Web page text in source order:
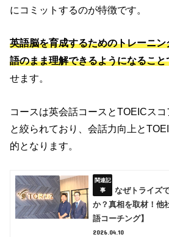
にコミットするのが特徴です。
英語脳を育成するためのトレーニ
語のまま理解できるようになること
せます。
コースは英会話コースとTOEICス
と絞られており、会話力向上と
的となります。
なぜトライズ
か？真相を取材！他
語コーチング】
2026.04.10